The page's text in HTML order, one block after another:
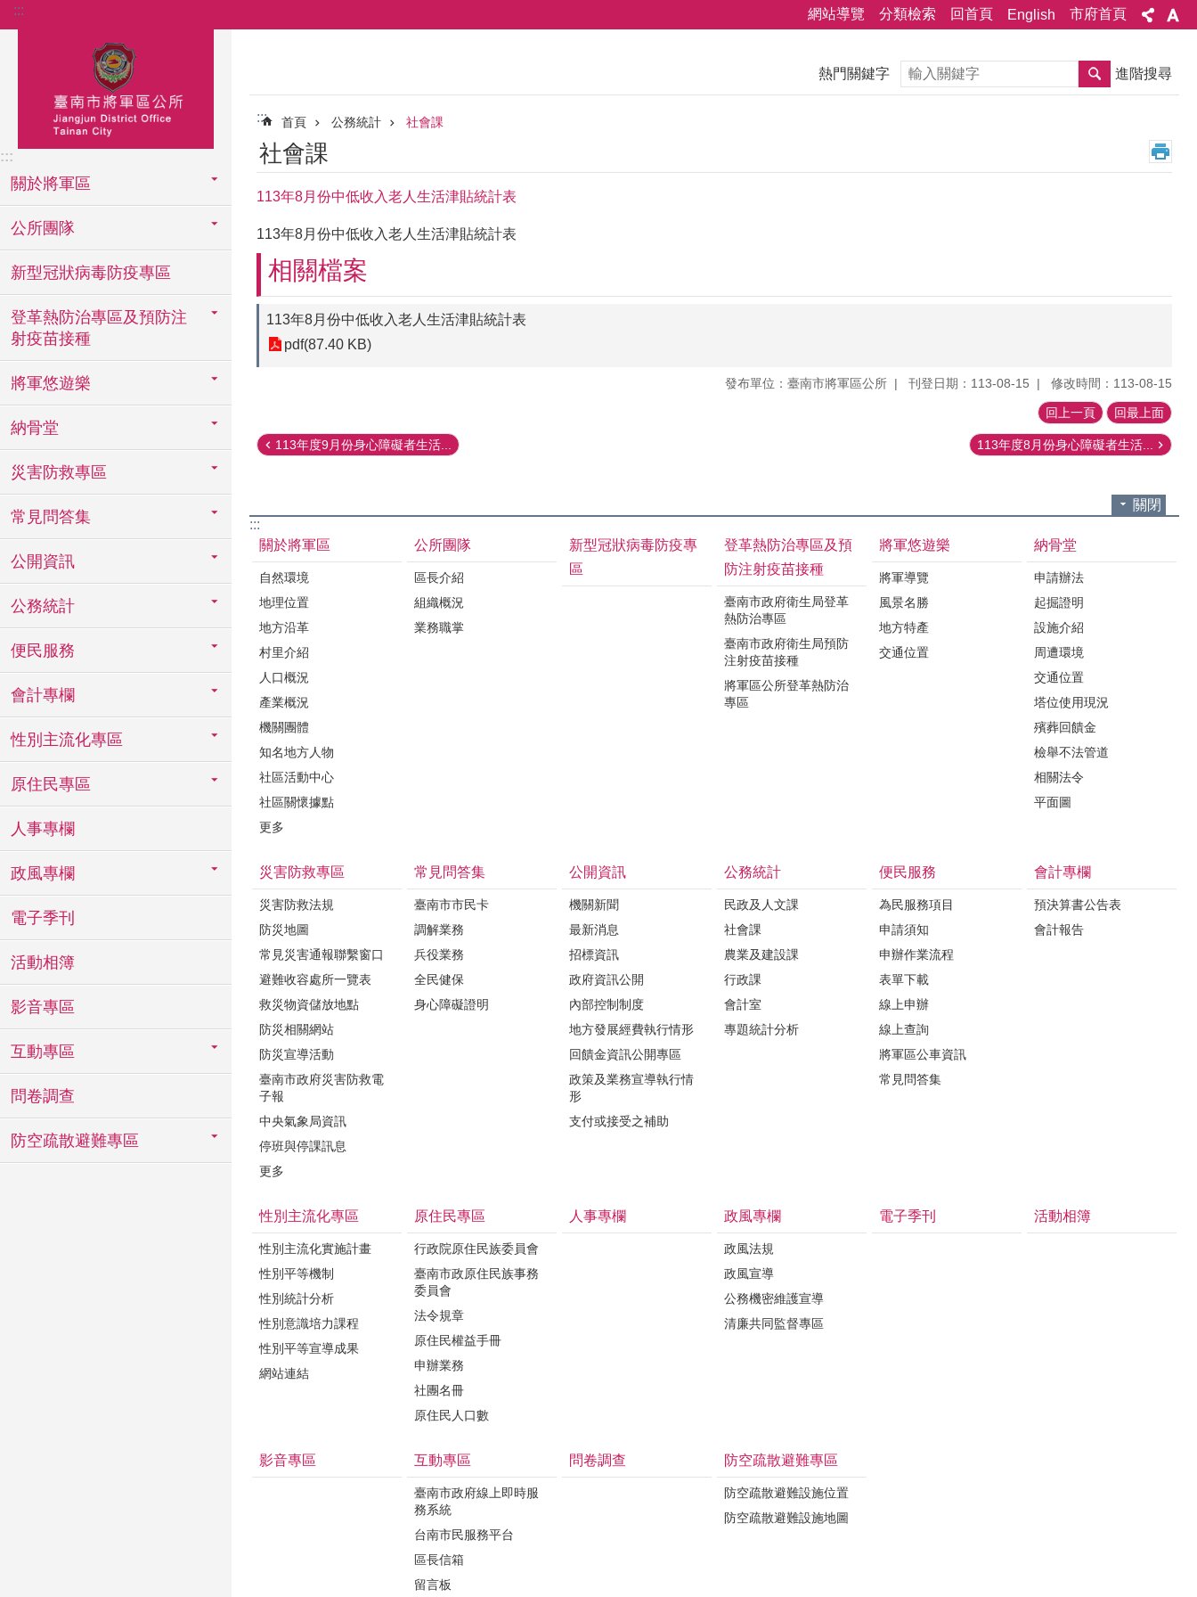
跳到主要內容區塊
::: 網站導覽 分類檢索 回首頁 English 市府首頁
:::
關於將軍區
公所團隊
新型冠狀病毒防疫專區
登革熱防治專區及預防注
射疫苗接種
將軍悠遊樂
納骨堂
災害防救專區
常見問答集
公開資訊
公務統計
便民服務
會計專欄
性別主流化專區
原住民專區
人事專欄
政風專欄
電子季刊
活動相簿
影音專區
互動專區
問卷調查
防空疏散避難專區
熱門關鍵字 搜尋 進階搜尋
::: 首頁 公務統計 社會課
社會課
113年8月份中低收入老人生活津貼統計表
113年8月份中低收入老人生活津貼統計表
相關檔案
113年8月份中低收入老人生活津貼統計表
pdf(87.40 KB)
發布單位：臺南市將軍區公所 刊登日期：113-08-15 修改時間：113-08-15
回上一頁 回最上面
113年度9月份身心障礙者生活... 113年度8月份身心障礙者生活...
關閉
:::
關於將軍區
自然環境
地理位置
地方沿革
村里介紹
人口概況
產業概況
機關團體
知名地方人物
社區活動中心
社區關懷據點
更多
公所團隊
區長介紹
組織概況
業務職掌
新型冠狀病毒防疫專
區
登革熱防治專區及預
防注射疫苗接種
臺南市政府衛生局登革
熱防治專區
臺南市政府衛生局預防
注射疫苗接種
將軍區公所登革熱防治
專區
將軍悠遊樂
將軍導覽
風景名勝
地方特產
交通位置
納骨堂
申請辦法
起掘證明
設施介紹
周遭環境
交通位置
塔位使用現況
殯葬回饋金
檢舉不法管道
相關法令
平面圖
災害防救專區
災害防救法規
防災地圖
常見災害通報聯繫窗口
避難收容處所一覽表
救災物資儲放地點
防災相關網站
防災宣導活動
臺南市政府災害防救電
子報
中央氣象局資訊
停班與停課訊息
更多
常見問答集
臺南市市民卡
調解業務
兵役業務
全民健保
身心障礙證明
公開資訊
機關新聞
最新消息
招標資訊
政府資訊公開
內部控制制度
地方發展經費執行情形
回饋金資訊公開專區
政策及業務宣導執行情
形
支付或接受之補助
公務統計
民政及人文課
社會課
農業及建設課
行政課
會計室
專題統計分析
便民服務
為民服務項目
申請須知
申辦作業流程
表單下載
線上申辦
線上查詢
將軍區公車資訊
常見問答集
會計專欄
預決算書公告表
會計報告
性別主流化專區
性別主流化實施計畫
性別平等機制
性別統計分析
性別意識培力課程
性別平等宣導成果
網站連結
原住民專區
行政院原住民族委員會
臺南市政原住民族事務
委員會
法令規章
原住民權益手冊
申辦業務
社團名冊
原住民人口數
人事專欄 政風專欄
政風法規
政風宣導
公務機密維護宣導
清廉共同監督專區
電子季刊 活動相簿
影音專區 互動專區
臺南市政府線上即時服
務系統
台南市民服務平台
區長信箱
留言板
問卷調查 防空疏散避難專區
防空疏散避難設施位置
防空疏散避難設施地圖